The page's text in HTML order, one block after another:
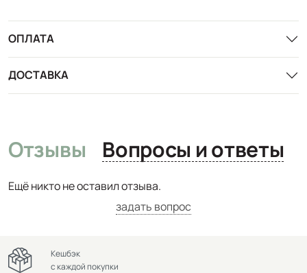
ОПЛАТА
ДОСТАВКА
Отзывы Вопросы и ответы
Ещё никто не оставил отзыва.
задать вопрос
Кешбэк
с каждой покупки